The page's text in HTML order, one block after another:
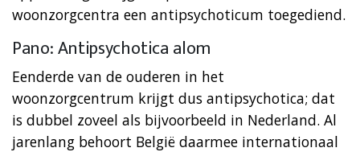
woonzorgcentra een antipsychoticum toegediend.
Pano: Antipsychotica alom
Eenderde van de ouderen in het
woonzorgcentrum krijgt dus antipsychotica; dat
is dubbel zoveel als bijvoorbeeld in Nederland. Al
jarenlang behoort België daarmee internationaal